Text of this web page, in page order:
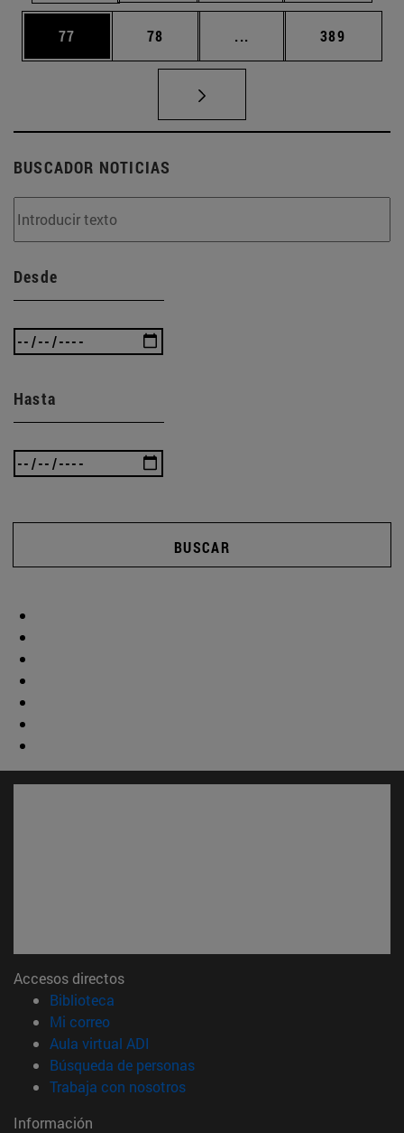
Página
77 Página
78 ... Páginas intermedias
Página
389
BUSCADOR NOTICIAS
Desde
Hasta
BUSCAR
Accesos directos
Biblioteca
Mi correo(abre en nueva ventana)
Aula virtual ADI
Búsqueda de personas(abre en nueva ventana)
Trabaja con nosotros(abre en nueva ventana)
Información